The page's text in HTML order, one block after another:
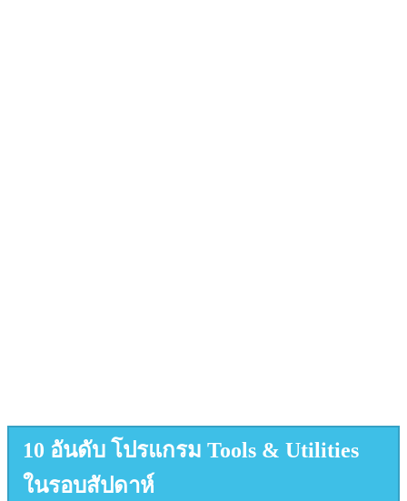
10 อันดับ โปรแกรม Tools & Utilities
ในรอบสัปดาห์